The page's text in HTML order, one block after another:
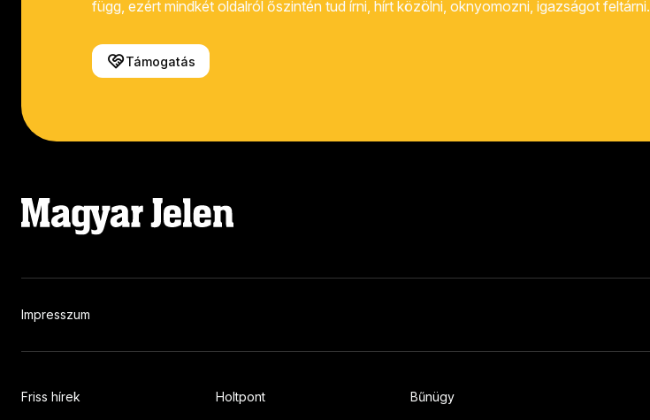
függ, ezért mindkét oldalról őszintén tud írni, hírt közölni, oknyomozni, igazságot feltárni.
Támogatás
Impresszum
Friss hírek Holtpont Bűnügy